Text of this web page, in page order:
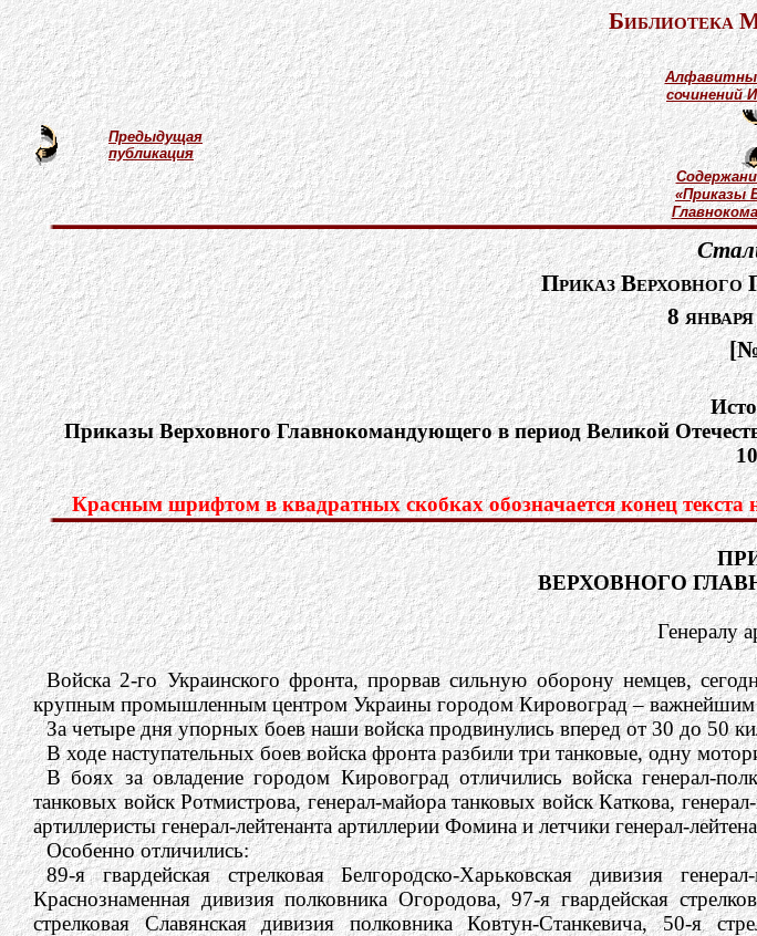
Библиотека
Предыдущая
публикация
сочинений
«Приказы
Приказ
8
Приказы Верховного Главнокомандующего в период Великой
Красным шрифтом в квадратных скобках обозначается конец текста
ВЕРХОВНОГО
Генералу
Войска 2-го Украинского фронта, прорвав сильную оборону немцев,
крупным промышленным центром Украины городом Кировоград –
За четыре дня упорных боев наши войска продвинулись вперед от 30 до 50
В ходе наступательных боев войска фронта разбили три танковые, одну
В боях за овладение городом Кировоград отличились войска генерал-
танковых войск Ротмистрова, генерал-майора танковых войск Каткова,
артиллеристы генерал-лейтенанта артиллерии Фомина и летчики генерал-
Особенно отличились:
89-я гвардейская стрелковая Белгородско-Харьковская дивизия
Краснознаменная дивизия полковника Огородова, 97-я гвардейская
стрелковая Славянская дивизия полковника Ковтун-Станкевича, 50-я